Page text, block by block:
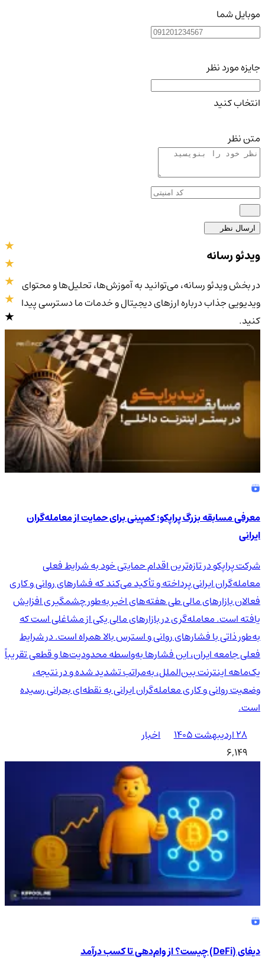
موبایل شما
جایزه مورد نظر
انتخاب کنید
متن نظر
ارسال نظر
4.9/5
ویدئو رسانه
در بخش ویدئو رسانه، می‌توانید به آموزش‌ها، تحلیل‌ها و محتوای
ویدیویی جذاب درباره ارزهای دیجیتال و خدمات ما دسترسی پیدا
کنید.
معرفی مسابقه بزرگ پراپکو؛ کمپینی برای حمایت از معامله‌گران
ایرانی
شرکت پراپکو در تازه‌ترین اقدام حمایتی خود به شرایط فعلی
معامله‌گران ایرانی پرداخته و تأکید می‌کند که فشارهای روانی و کاری
فعالان بازارهای مالی طی هفته‌های اخیر به‌طور چشمگیری افزایش
یافته است. معامله‌گری در بازارهای مالی یکی از مشاغلی است که
به‌طور ذاتی با فشارهای روانی و استرس بالا همراه است. در شرایط
فعلی جامعه ایران، این فشارها به‌واسطه محدودیت‌ها و قطعی تقریباً
یک‌ماهه اینترنت بین‌الملل، به‌مراتب تشدید شده و در نتیجه،
وضعیت روانی و کاری معامله‌گران ایرانی به نقطه‌ای بحرانی رسیده
است.
۲۸ اردیبهشت ۱۴۰۵
اخبار
6,149
دیفای (DeFi) چیست؟ از وام‌دهی تا کسب درآمد